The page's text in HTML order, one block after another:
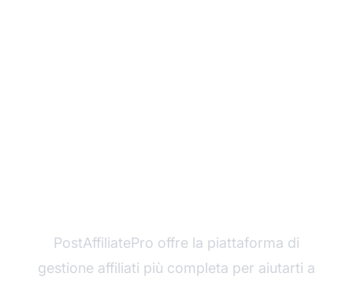
PostAffiliatePro offre la piattaforma di
gestione affiliati più completa per aiutarti a